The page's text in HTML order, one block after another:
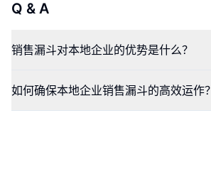
Q & A
销售漏斗对本地企业的优势是什么？
如何确保本地企业销售漏斗的高效运作？